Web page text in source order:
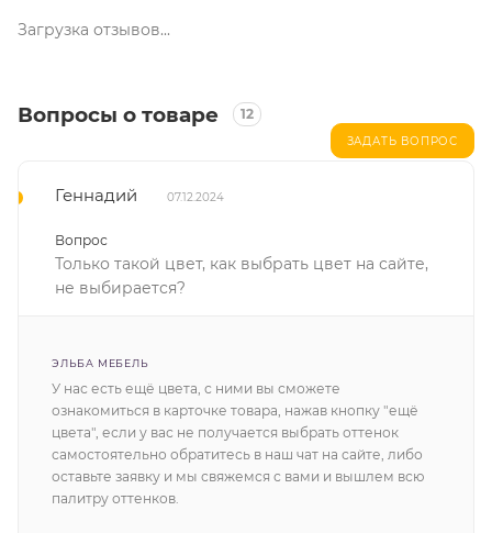
Загрузка отзывов...
Вопросы о товаре 12
ЗАДАТЬ ВОПРОС
Геннадий 07.12.2024
Вопрос
Только такой цвет, как выбрать цвет на сайте,
не выбирается?
ЭЛЬБА МЕБЕЛЬ
У нас есть ещё цвета, с ними вы сможете
ознакомиться в карточке товара, нажав кнопку "ещё
цвета", если у вас не получается выбрать оттенок
самостоятельно обратитесь в наш чат на сайте, либо
оставьте заявку и мы свяжемся с вами и вышлем всю
палитру оттенков.